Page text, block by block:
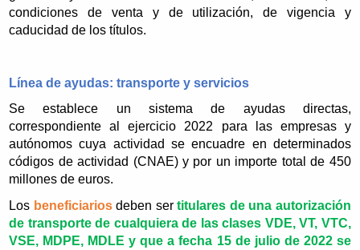
condiciones de venta y de utilización, de vigencia y
caducidad de los títulos.
Línea de ayudas: transporte y servicios
Se establece un sistema de ayudas directas,
correspondiente al ejercicio 2022 para las empresas y
autónomos cuya actividad se encuadre en determinados
códigos de actividad (CNAE) y por un importe total de 450
millones de euros.
Los beneficiariosdeben sertitulares de una autorización
de transporte de cualquiera de las clases VDE, VT, VTC,
VSE, MDPE, MDLE y que a fecha 15 de julio de 2022 se